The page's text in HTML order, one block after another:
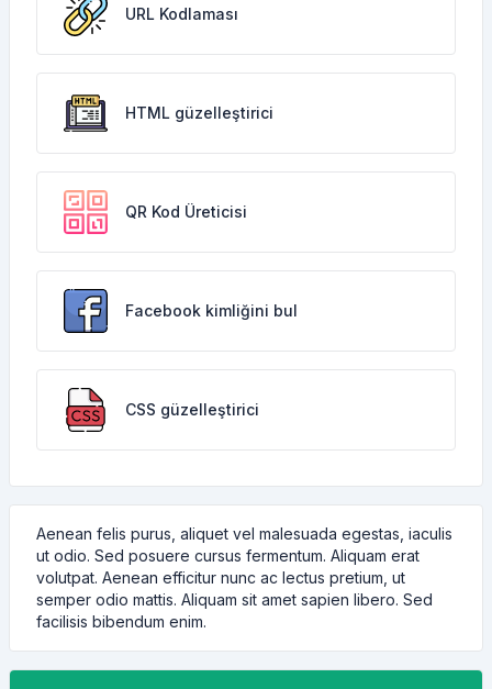
URL Kodlaması
HTML güzelleştirici
QR Kod Üreticisi
Facebook kimliğini bul
CSS güzelleştirici
Aenean felis purus, aliquet vel malesuada egestas, iaculis
ut odio. Sed posuere cursus fermentum. Aliquam erat
volutpat. Aenean efficitur nunc ac lectus pretium, ut
semper odio mattis. Aliquam sit amet sapien libero. Sed
facilisis bibendum enim.